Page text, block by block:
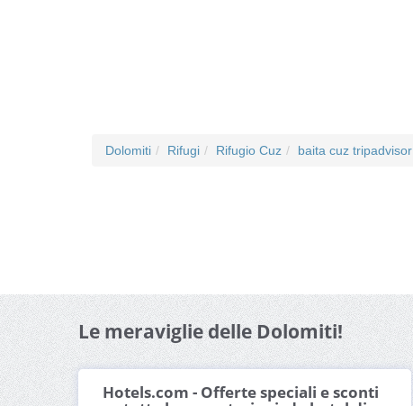
Dolomiti Rifugi Rifugio Cuz baita cuz tripadvisor
Le meraviglie delle Dolomiti!
Hotels.com - Offerte speciali e sconti